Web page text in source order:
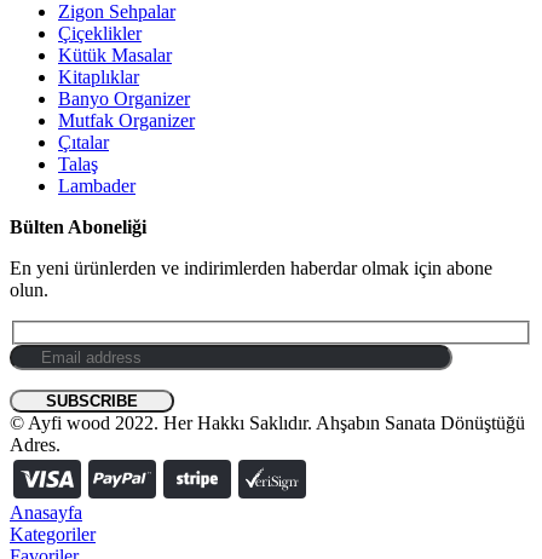
Zigon Sehpalar
Çiçeklikler
Kütük Masalar
Kitaplıklar
Banyo Organizer
Mutfak Organizer
Çıtalar
Talaş
Lambader
Bülten Aboneliği
En yeni ürünlerden ve indirimlerden haberdar olmak için abone
olun.
© Ayfi wood 2022. Her Hakkı Saklıdır. Ahşabın Sanata Dönüştüğü
Adres.
Anasayfa
Kategoriler